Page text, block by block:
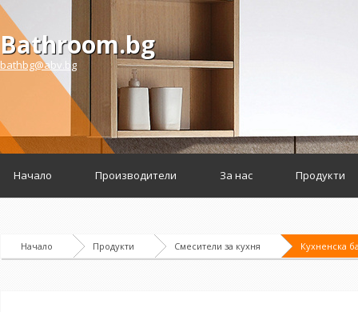
Bathroom.bg
bathbg@abv.bg
Начало Производители За нас Продукти
Начало Продукти Смесители за кухня Кухненска